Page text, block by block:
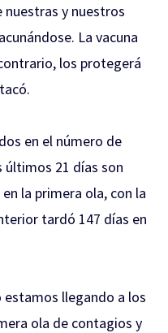
nuestras y nuestros
La vacuna
los protegerá
en el número de
últimos 21 días son
la primera ola, con la
tardó 147 días en
estamos llegando a los
ola de contagios y